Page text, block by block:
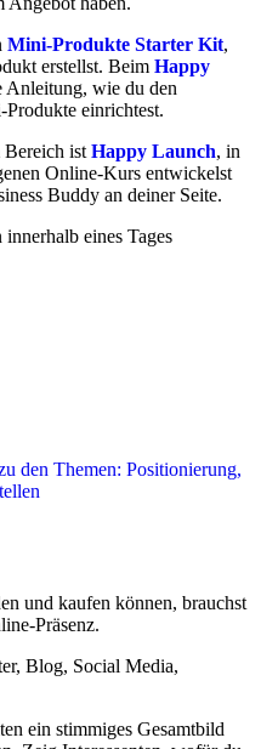
Mini-Produkte Starter Kit,
erstellst. Beim Happy
Anleitung, wie du den
einrichtest.
Bereich ist Happy Launch, in
Online-Kurs entwickelst
Buddy an deiner Seite.
eines Tages
den Themen: Positionierung,
und kaufen können, brauchst
Präsenz.
Blog, Social Media,
ein stimmiges Gesamtbild